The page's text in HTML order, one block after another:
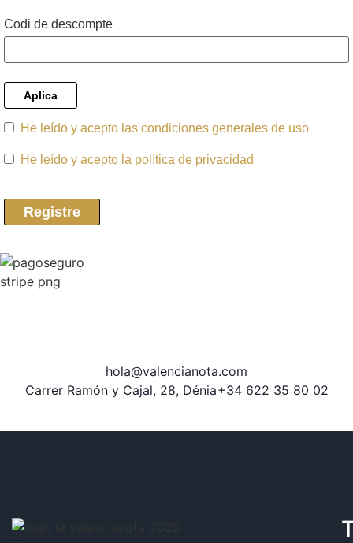
Codi de descompte
Aplica
He leído y acepto las condiciones generales de uso
He leído y acepto la política de privacidad
hola@valencianota.com
Carrer Ramón y Cajal, 28, Dénia+34 622 35 80 02